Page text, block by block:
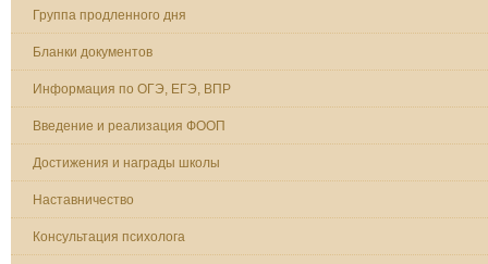
Группа продленного дня
Бланки документов
Информация по ОГЭ, ЕГЭ, ВПР
Введение и реализация ФООП
Достижения и награды школы
Наставничество
Консультация психолога